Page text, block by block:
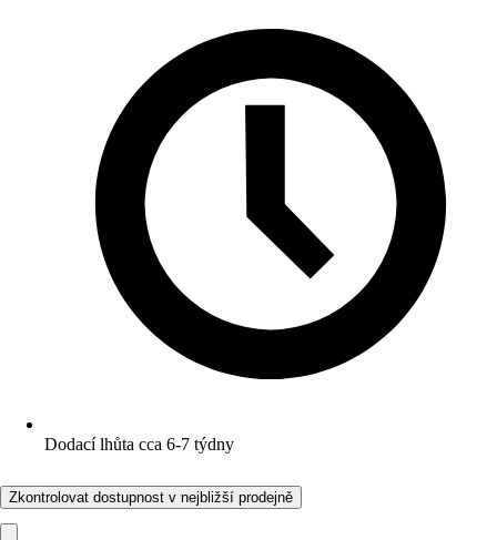
Dodací lhůta cca 6-7 týdny
Zkontrolovat dostupnost v nejbližší prodejně